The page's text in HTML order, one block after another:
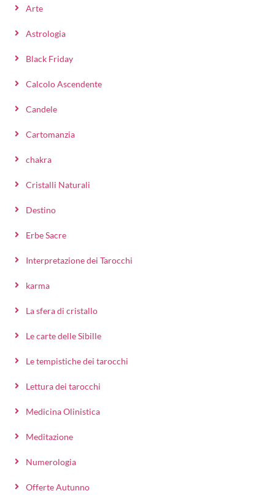
Arte
Astrologia
Black Friday
Calcolo Ascendente
Candele
Cartomanzia
chakra
Cristalli Naturali
Destino
Erbe Sacre
Interpretazione dei Tarocchi
karma
La sfera di cristallo
Le carte delle Sibille
Le tempistiche dei tarocchi
Lettura dei tarocchi
Medicina Olinistica
Meditazione
Numerologia
Offerte Autunno